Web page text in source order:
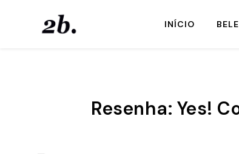
INÍCIO
Resenha: Yes!